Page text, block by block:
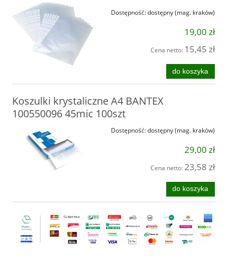
Dostępność:dostępny (mag. kraków)
19,00 zł
Cena netto: 15,45 zł
do koszyka
Koszulki krystaliczne A4 BANTEX
100550096 45mic 100szt
Dostępność:dostępny (mag. kraków)
29,00 zł
Cena netto:23,58 zł
do koszyka